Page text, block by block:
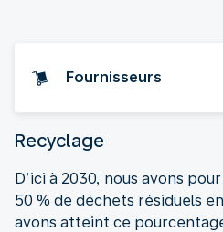
Fournisseurs
Recyclage
D’ici à 2030, nous avons
50 % de déchets résiduels en
avons atteint ce